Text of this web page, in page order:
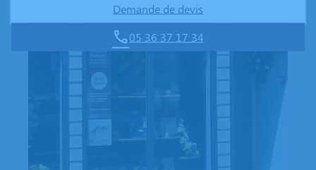
Demande de devis
05 36 37 17 34